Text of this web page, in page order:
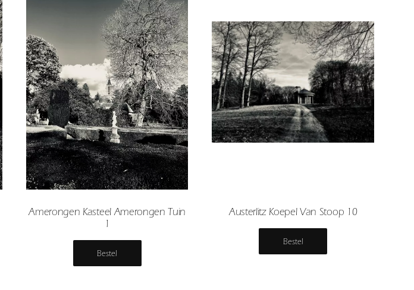
Amerongen Kasteel Amerongen Tuin
1
Bestel
Austerlitz Koepel Van Stoop 10
Bestel